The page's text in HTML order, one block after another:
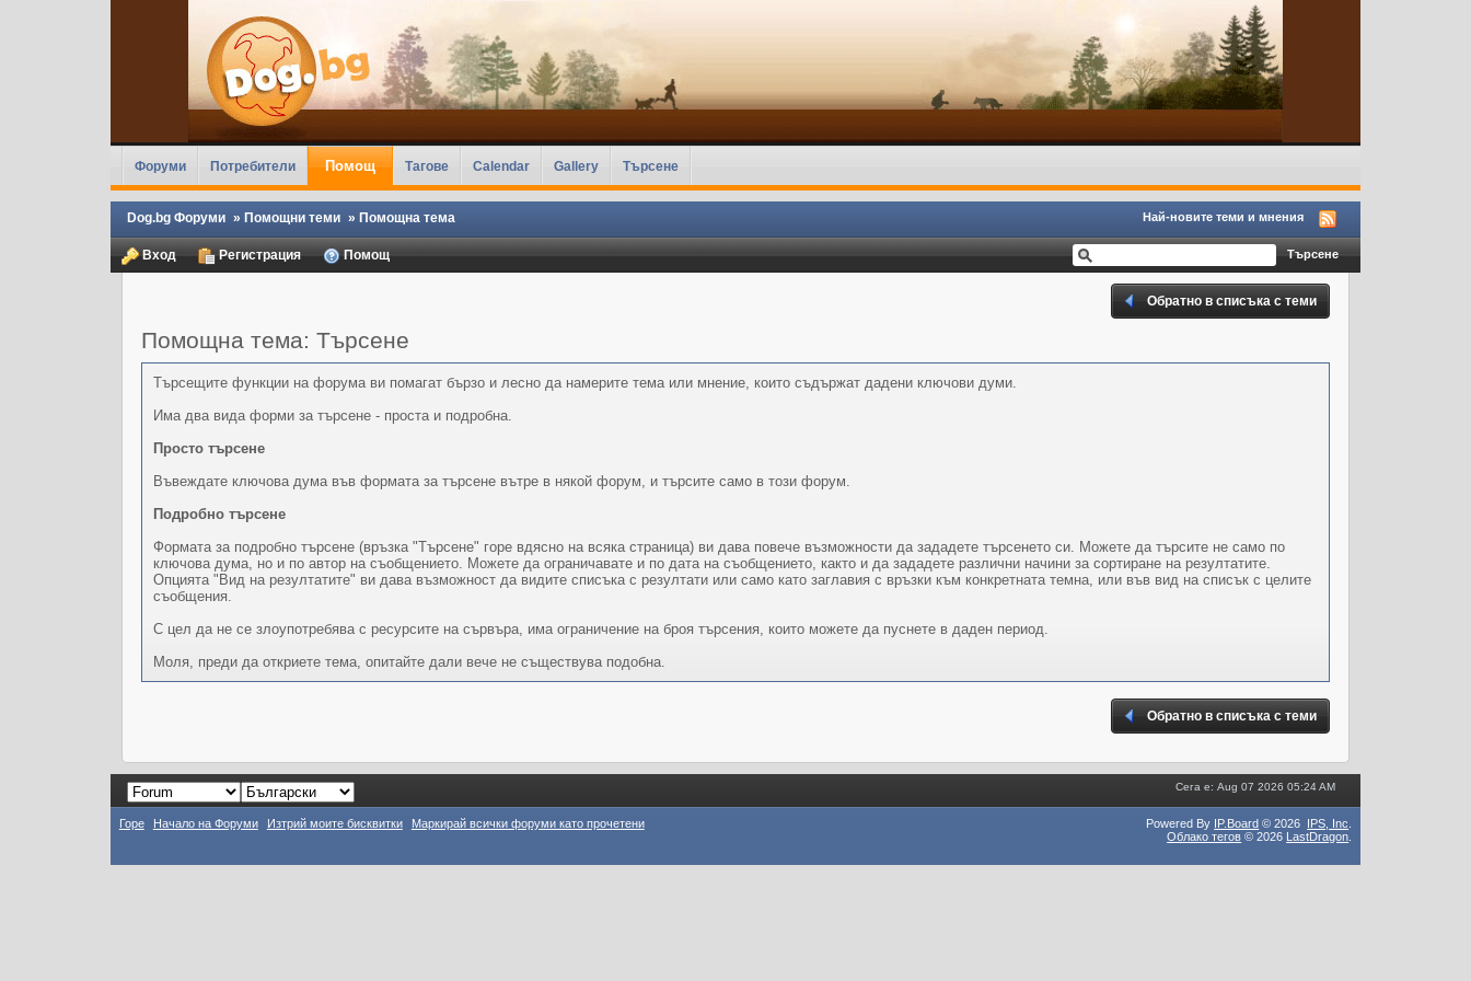
Форуми Потребители Помощ Тагове Calendar Gallery Търсене
Dog.bg Форуми » Помощни теми » Помощна тема Най-новите теми и мнения
Вход Регистрация Помощ
Обратно в списъка с теми
Помощна тема: Търсене
Търсещите функции на форума ви помагат бързо и лесно да намерите тема или мнение, които съдържат дадени ключови думи.
Има два вида форми за търсене - проста и подробна.
Просто търсене
Въвеждате ключова дума във формата за търсене вътре в някой форум, и търсите само в този форум.
Подробно търсене
Формата за подробно търсене (връзка "Търсене" горе вдясно на всяка страница) ви дава повече възможности да зададете търсенето си. Можете да търсите не само по
ключова дума, но и по автор на съобщението. Можете да ограничавате и по дата на съобщението, както и да зададете различни начини за сортиране на резултатите.
Опцията "Вид на резултатите" ви дава възможност да видите списъка с резултати или само като заглавия с връзки към конкретната темна, или във вид на списък с целите
съобщения.
С цел да не се злоупотребява с ресурсите на сървъра, има ограничение на броя търсения, които можете да пуснете в даден период.
Моля, преди да откриете тема, опитайте дали вече не съществува подобна.
Обратно в списъка с теми
Сега е: Aug 07 2026 05:24 AM
Горе Начало на Форуми Изтрий моите бисквитки Маркирай всички форуми като прочетени Powered By IP.Board © 2026 IPS, Inc
Облако тегов © 2026 LastDragon